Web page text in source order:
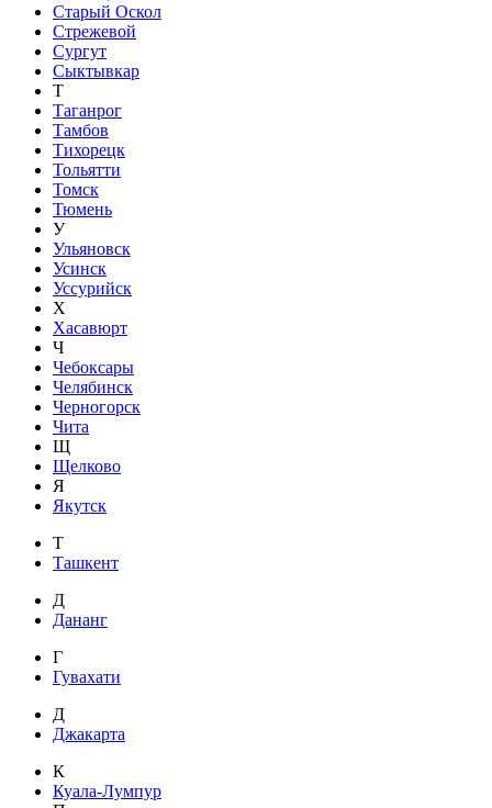
Старый Оскол
Стрежевой
Сургут
Сыктывкар
Т
Таганрог
Тамбов
Тихорецк
Тольятти
Томск
Тюмень
У
Ульяновск
Усинск
Уссурийск
Х
Хасавюрт
Ч
Чебоксары
Челябинск
Черногорск
Чита
Щ
Щелково
Я
Якутск
Т
Ташкент
Д
Дананг
Г
Гувахати
Д
Джакарта
К
Куала-Лумпур